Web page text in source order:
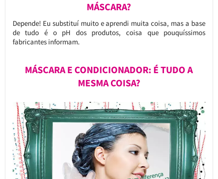
MÁSCARA?
Depende! Eu substituí muito e aprendi muita coisa, mas a base
de tudo é o pH dos produtos, coisa que pouquíssimos
fabricantes informam.
MÁSCARA E CONDICIONADOR: É TUDO A
MESMA COISA?